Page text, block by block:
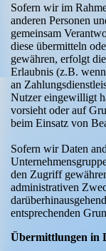
Sofern wir im
anderen Personen
gemeinsam
diese übermitteln
gewähren, erfolgt
Erlaubnis (z.B.
an
Nutzer eingewilligt
vorsieht oder auf
beim Einsatz von
Sofern wir Daten
den Zugriff
administrativen
entsprechenden
Übermittlungen in